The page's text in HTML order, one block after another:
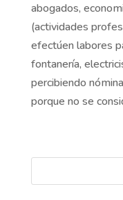
abogados,
(actividades
efectúen labores
fontanería,
percibiendo
porque no se